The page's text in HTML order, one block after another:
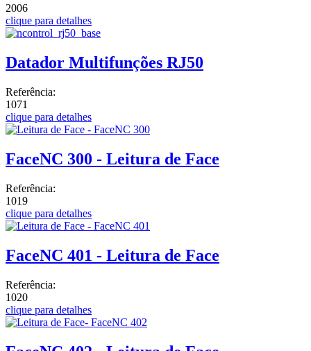
2006
clique para detalhes
Datador Multifunções RJ50
Referência:
1071
clique para detalhes
FaceNC 300 - Leitura de Face
Referência:
1019
clique para detalhes
FaceNC 401 - Leitura de Face
Referência:
1020
clique para detalhes